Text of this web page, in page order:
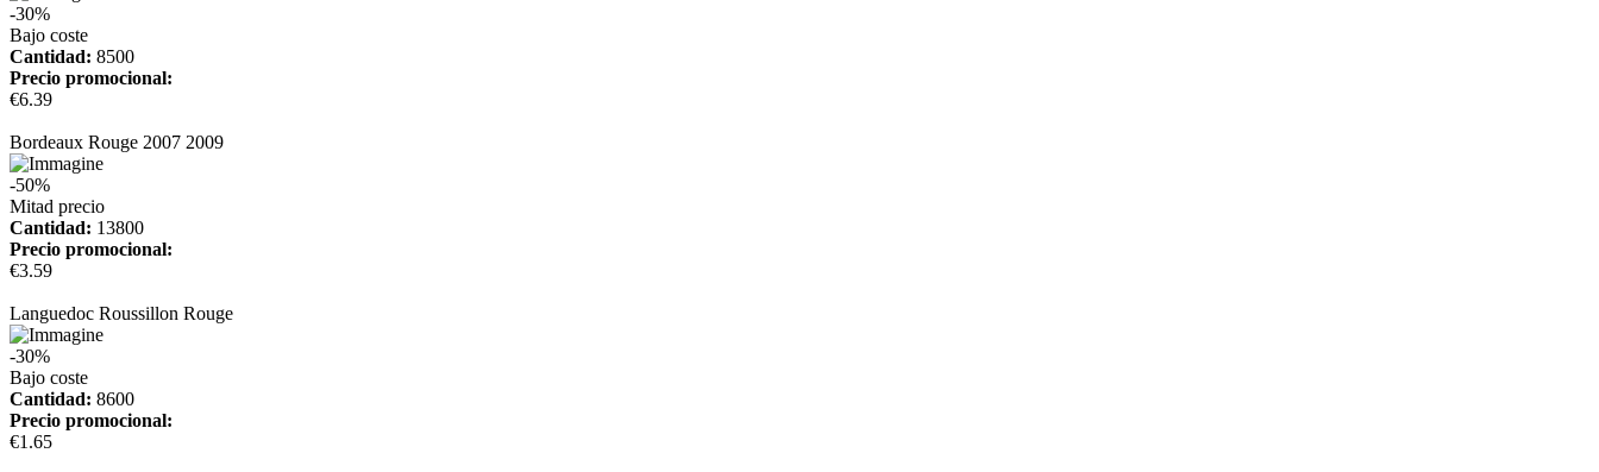
-30%
Bajo coste
Cantidad: 8500
Precio promocional:
€6.39
Bordeaux Rouge 2007 2009
-50%
Mitad precio
Cantidad: 13800
Precio promocional:
€3.59
Languedoc Roussillon Rouge
-30%
Bajo coste
Cantidad: 8600
Precio promocional:
€1.65